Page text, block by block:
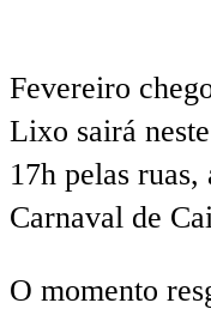
Fevereiro
Lixo sairá
17h pelas
Carnaval de
O momento